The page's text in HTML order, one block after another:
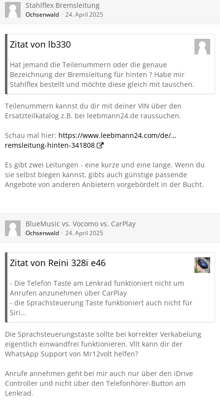
Stahlflex Bremsleitung
Ochsenwald 24. April 2025
Zitat von lb330
Hat jemand die Teilenummern oder die genaue
Bezeichnung der Bremsleitung für hinten ? Habe mir
Stahlflex bestellt und möchte diese gleich mit tauschen.
Teilenummern kannst du dir mit deiner VIN über den
Ersatzteilkatalog z.B. bei leebmann24.de raussuchen.
Schau mal hier: https://www.leebmann24.com/de/…
remsleitung-hinten-341808
Es gibt zwei Leitungen - eine kurze und eine lange. Wenn du
sie selbst biegen kannst, gibts auch günstige passende
Angebote von anderen Anbietern vorgebördelt in der Bucht.
BlueMusic vs. Vocomo vs. CarPlay
Ochsenwald 24. April 2025
Zitat von Reini 328i e46
- Die Telefon Taste am Lenkrad funktioniert nicht um
Anrufen anzunehmen über CarPlay
- die Sprachsteuerung Taste funktioniert auch nicht für
Siri...
Die Sprachsteuerungstaste sollte bei korrekter Verkabelung
eigentlich einwandfrei funktionieren. Vllt kann dir der
WhatsApp Support von Mr12volt helfen?
Anrufe annehmen geht bei mir auch nur über den iDrive
Controller und nicht über den Telefonhörer-Button am
Lenkrad.